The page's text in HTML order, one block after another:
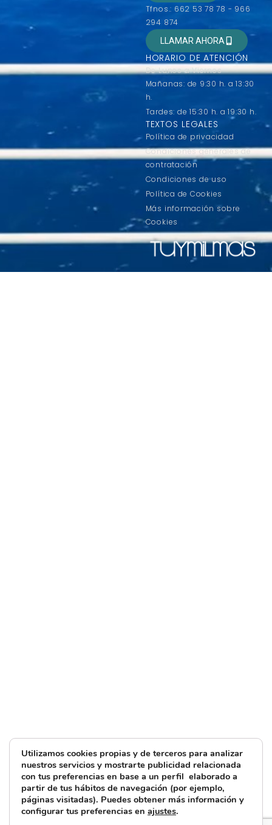
Tfnos.: 662 53 78 78 - 966
294 874
LLAMAR AHORA
HORARIO DE ATENCIÓN
De Lunes a Viernes
Mañanas: de 9:30 h. a 13:30
h.
Tardes: de 15:30 h. a 19:30 h.
TEXTOS LEGALES
Política de privacidad
Condiciones generales de
contratación
Condiciones de uso
Política de Cookies
Más información sobre
Cookies
Utilizamos cookies propias y de terceros para analizar
nuestros servicios y mostrarte publicidad relacionada
con tus preferencias en base a un perfil elaborado a
partir de tus hábitos de navegación (por ejemplo,
páginas visitadas). Puedes obtener más información y
configurar tus preferencias en ajustes.